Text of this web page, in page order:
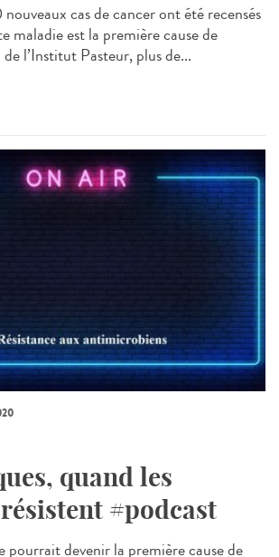
cas de cancer ont été recensés
maladie est la première cause de
l’Institut Pasteur, plus de...
quand les
#podcast
pourrait devenir la première cause de